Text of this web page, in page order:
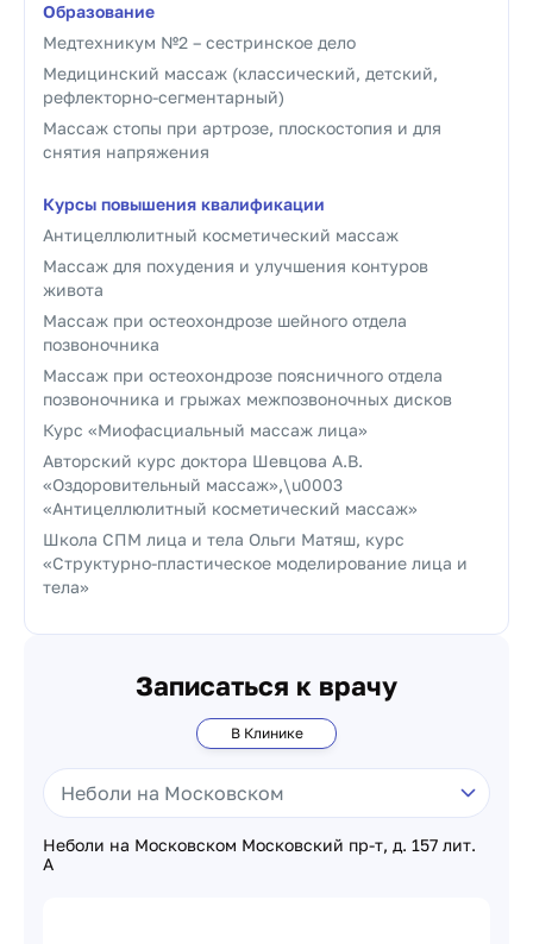
Образование
Медтехникум №2 – сестринское дело
Медицинский массаж (классический, детский,
рефлекторно-сегментарный)
Массаж стопы при артрозе, плоскостопия и для
снятия напряжения
Курсы повышения квалификации
Антицеллюлитный косметический массаж
Массаж для похудения и улучшения контуров
живота
Массаж при остеохондрозе шейного отдела
позвоночника
Массаж при остеохондрозе поясничного отдела
позвоночника и грыжах межпозвоночных дисков
Курс «Миофасциальный массаж лица»
Авторский курс доктора Шевцова А.В.
«Оздоровительный массаж»,\u0003
«Антицеллюлитный косметический массаж»
Школа СПМ лица и тела Ольги Матяш, курс
«Структурно-пластическое моделирование лица и
тела»
Записаться к врачу
В Клинике
Неболи на Московском Московский пр-т, д. 157 лит.
А